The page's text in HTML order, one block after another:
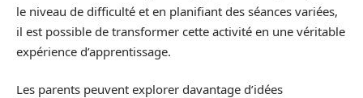
le niveau de difficulté et en planifiant des séances variées,
il est possible de transformer cette activité en une véritable
expérience d’apprentissage.
Les parents peuvent explorer davantage d’idées